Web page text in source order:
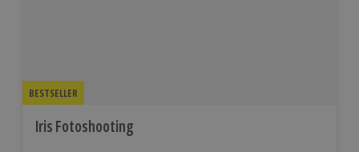
BESTSELLER
Iris Fotoshooting